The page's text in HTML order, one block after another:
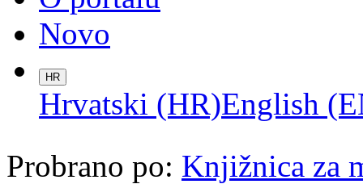
Novo
HR
Hrvatski (HR)English
Probrano po: Knjižnica za